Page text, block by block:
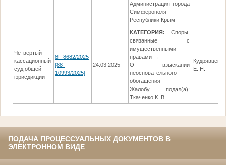
Администрация города
Симферополя
Республики Крым
Четвертый
кассационный
суд общей
юрисдикции
8Г-8682/2025
[88-
10993/2025]
24.03.2025
КАТЕГОРИЯ:
Споры,
связанные с
имущественными
правами →
О взыскании
неосновательного
обогащения
Жалобу подал(а):
Ткаченко К. В.
Кудрявцева
Е. Н.
ПОДАЧА ПРОЦЕССУАЛЬНЫХ ДОКУМЕНТОВ В
ЭЛЕКТРОННОМ ВИДЕ